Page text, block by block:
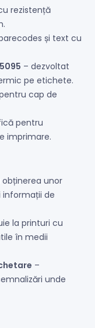
rezistență
și text cu
– dezvoltat
pe etichete.
cap de
pentru
imprimare.
obținerea unor
informații de
la printuri cu
în medii
–
unde